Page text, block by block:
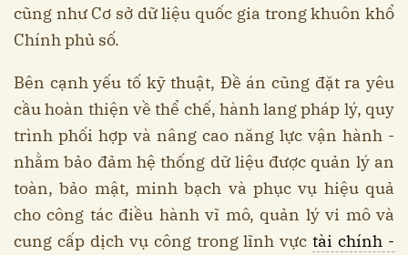
cũng như Cơ sở dữ liệu quốc gia trong khuôn khổ
Chính phủ số.
Bên cạnh yếu tố kỹ thuật, Đề án cũng đặt ra yêu
cầu hoàn thiện về thể chế, hành lang pháp lý, quy
trình phối hợp và nâng cao năng lực vận hành -
nhằm bảo đảm hệ thống dữ liệu được quản lý an
toàn, bảo mật, minh bạch và phục vụ hiệu quả
cho công tác điều hành vĩ mô, quản lý vi mô và
cung cấp dịch vụ công trong lĩnh vựctài chính -